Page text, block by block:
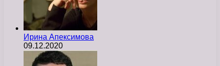
Ирина Апексимова
09.12.2020